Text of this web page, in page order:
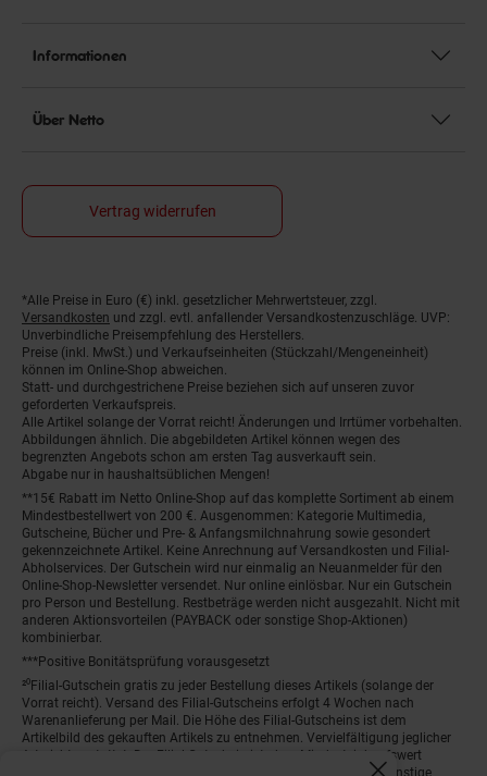
Informationen
Über Netto
Vertrag widerrufen
Fußnoten
*Alle Preise in Euro (€) inkl. gesetzlicher Mehrwertsteuer, zzgl.
Versandkosten und zzgl. evtl. anfallender Versandkostenzuschläge. UVP:
Unverbindliche Preisempfehlung des Herstellers.
Preise (inkl. MwSt.) und Verkaufseinheiten (Stückzahl/Mengeneinheit)
können im Online-Shop abweichen.
Statt- und durchgestrichene Preise beziehen sich auf unseren zuvor
geforderten Verkaufspreis.
Alle Artikel solange der Vorrat reicht! Änderungen und Irrtümer vorbehalten.
Abbildungen ähnlich. Die abgebildeten Artikel können wegen des
begrenzten Angebots schon am ersten Tag ausverkauft sein.
Abgabe nur in haushaltsüblichen Mengen!
**15€ Rabatt im Netto Online-Shop auf das komplette Sortiment ab einem
Mindestbestellwert von 200 €. Ausgenommen: Kategorie Multimedia,
Gutscheine, Bücher und Pre- & Anfangsmilchnahrung sowie gesondert
gekennzeichnete Artikel. Keine Anrechnung auf Versandkosten und Filial-
Abholservices. Der Gutschein wird nur einmalig an Neuanmelder für den
Online-Shop-Newsletter versendet. Nur online einlösbar. Nur ein Gutschein
pro Person und Bestellung. Restbeträge werden nicht ausgezahlt. Nicht mit
anderen Aktionsvorteilen (PAYBACK oder sonstige Shop-Aktionen)
kombinierbar.
***Positive Bonitätsprüfung vorausgesetzt
²⁰Filial-Gutschein gratis zu jeder Bestellung dieses Artikels (solange der
Vorrat reicht). Versand des Filial-Gutscheins erfolgt 4 Wochen nach
Warenanlieferung per Mail. Die Höhe des Filial-Gutscheins ist dem
Artikelbild des gekauften Artikels zu entnehmen. Vervielfältigung jeglicher
Art nicht gestattet. Der Filial-Gutschein ist ohne Mindesteinkaufswert
einlösbar. Nicht mit anderen Aktionsvorteilen (PAYBACK oder sonstige